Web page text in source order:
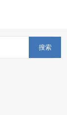
搜索